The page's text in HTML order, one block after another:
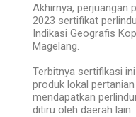
Akhirnya, perjuangan
2023 sertifikat
Indikasi Geografis
Magelang.
Terbitnya sertifikasi
produk lokal
mendapatkan
ditiru oleh daerah lain.